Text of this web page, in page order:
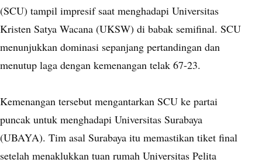
(SCU) tampil impresif saat menghadapi Universitas
Kristen Satya Wacana (UKSW) di babak semifinal. SCU
menunjukkan dominasi sepanjang pertandingan dan
menutup laga dengan kemenangan telak 67-23.
Kemenangan tersebut mengantarkan SCU ke partai
puncak untuk menghadapi Universitas Surabaya
(UBAYA). Tim asal Surabaya itu memastikan tiket final
setelah menaklukkan tuan rumah Universitas Pelita